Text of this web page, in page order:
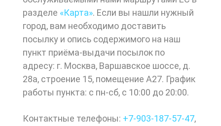
разделе «Карта». Если вы нашли нужный
город, вам необходимо доставить
посылку и опись содержимого на наш
пункт приёма-выдачи посылок по
адресу: г. Москва, Варшавское шоссе, д.
28а, строение 15, помещение А27. График
работы пункта: с пн-сб, с 10:00 до 20:00.
Контактные телефоны: +7-903-187-57-47,